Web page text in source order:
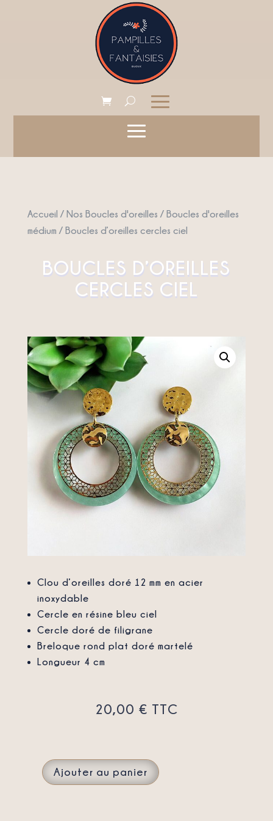
Accueil / Nos Boucles d'oreilles / Boucles d'oreilles
médium / Boucles d’oreilles cercles ciel
BOUCLES D’OREILLES
CERCLES CIEL
Clou d’oreilles doré 12 mm en acier
inoxydable
Cercle en résine bleu ciel
Cercle doré de filigrane
Breloque rond plat doré martelé
Longueur 4 cm
20,00 € TTC
QUANTITÉ
Ajouter au panier